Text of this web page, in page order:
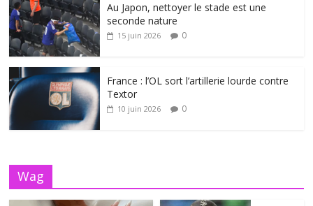
Au Japon, nettoyer le stade est une
seconde nature
15 juin 2026 0
France : l’OL sort l’artillerie lourde contre
Textor
10 juin 2026 0
Wag